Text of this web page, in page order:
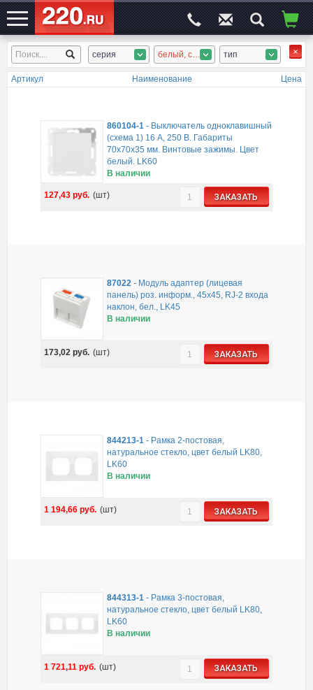
ЭЛЕКТРОСАЙТ№1 серия белый, стекло светлое тип
Артикул Наименование Цена
860104-1 - Выключатель одноклавишный
(схема 1) 16 A, 250 B. Габариты
70х70х35 мм. Винтовые зажимы. Цвет
белый. LK60
В наличии
127,43руб. (шт) ЗАКАЗАТЬ
87022 - Модуль адаптер (лицевая
панель) роз. информ., 45x45, RJ-2 входа
наклон, бел., LK45
В наличии
173,02руб. (шт) ЗАКАЗАТЬ
844213-1 - Рамка 2-постовая,
натуральное стекло, цвет белый LK80,
LK60
В наличии
1 194,66руб. (шт) ЗАКАЗАТЬ
844313-1 - Рамка 3-постовая,
натуральное стекло, цвет белый LK80,
LK60
В наличии
1 721,11руб. (шт) ЗАКАЗАТЬ